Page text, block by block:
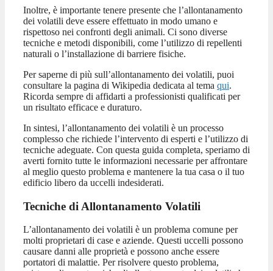
Inoltre, è importante tenere presente che l’allontanamento
dei volatili deve essere effettuato in modo umano e
rispettoso nei confronti degli animali. Ci sono diverse
tecniche e metodi disponibili, come l’utilizzo di repellenti
naturali o l’installazione di barriere fisiche.
Per saperne di più sull’allontanamento dei volatili, puoi
consultare la pagina di Wikipedia dedicata al tema qui.
Ricorda sempre di affidarti a professionisti qualificati per
un risultato efficace e duraturo.
In sintesi, l’allontanamento dei volatili è un processo
complesso che richiede l’intervento di esperti e l’utilizzo di
tecniche adeguate. Con questa guida completa, speriamo di
averti fornito tutte le informazioni necessarie per affrontare
al meglio questo problema e mantenere la tua casa o il tuo
edificio libero da uccelli indesiderati.
Tecniche di Allontanamento Volatili
L’allontanamento dei volatili è un problema comune per
molti proprietari di case e aziende. Questi uccelli possono
causare danni alle proprietà e possono anche essere
portatori di malattie. Per risolvere questo problema,